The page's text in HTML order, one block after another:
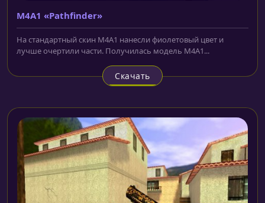
M4A1 «Pathfinder»
На стандартный скин M4A1 нанесли фиолетовый цвет и
лучше очертили части. Получилась модель M4A1...
Скачать